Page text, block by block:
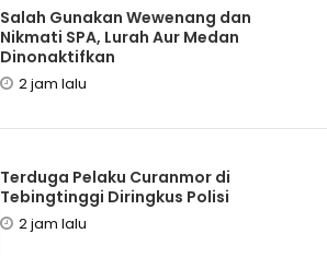
Salah Gunakan Wewenang dan
Nikmati SPA, Lurah Aur Medan
Dinonaktifkan
2 jam lalu
Terduga Pelaku Curanmor di
Tebingtinggi Diringkus Polisi
2 jam lalu